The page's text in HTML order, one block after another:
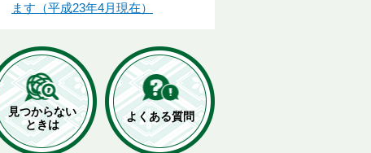
ます（平成23年4月現在）
見つからない
ときは
よくある質問